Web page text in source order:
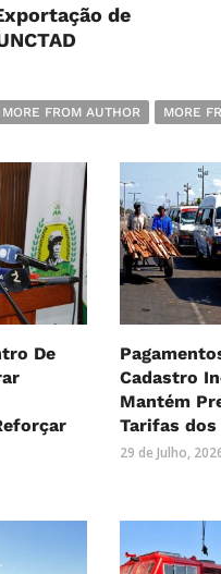
de
MORE FROM AUTHOR MORE
De
Cadastro
Mantém
Tarifas dos
29 de Julho,